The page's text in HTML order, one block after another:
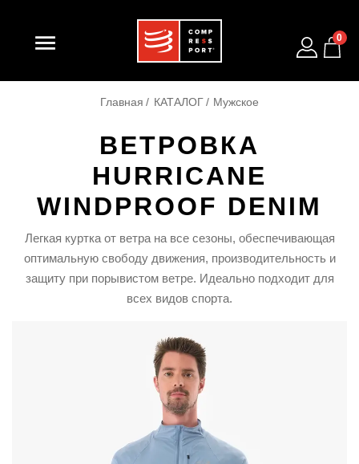
 0
Главная КАТАЛОГ Мужское
ВЕТРОВКА
HURRICANE
WINDPROOF DENIM
Легкая куртка от ветра на все сезоны, обеспечивающая
оптимальную свободу движения, производительность и
защиту при порывистом ветре. Идеально подходит для
всех видов спорта.